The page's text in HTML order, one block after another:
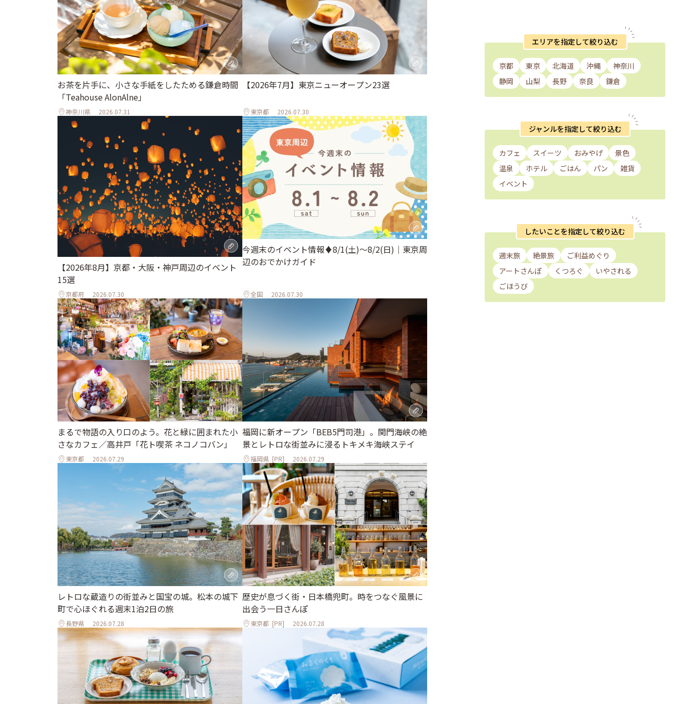
お茶を片手に、小さな手紙をしたためる鎌倉時間
「Teahouse AlonAlne」
神奈川県 2026.07.31
【2026年7月】東京ニューオープン23選
東京都 2026.07.30
【2026年8月】京都・大阪・神戸周辺のイベント
15選
京都府 2026.07.30
今週末のイベント情報♦︎8/1(土)〜8/2(日)｜東京周
辺のおでかけガイド
全国 2026.07.30
まるで物語の入り口のよう。花と緑に囲まれた小
さなカフェ／高井戸「花ト喫茶 ネコノコバン」
東京都 2026.07.29
福岡に新オープン「BEB5門司港」。関門海峡の絶
景とレトロな街並みに浸るトキメキ海峡ステイ
福岡県 [PR] 2026.07.29
レトロな蔵造りの街並みと国宝の城。松本の城下
町で心ほぐれる週末1泊2日の旅
長野県 2026.07.28
歴史が息づく街・日本橋兜町。時をつなぐ風景に
出会う一日さんぽ
東京都 [PR] 2026.07.28
エリアを指定して絞り込む
京都 東京 北海道 沖縄
神奈川
静岡
山梨 長野 奈良 鎌倉
ジャンルを指定して絞り込む
カフェ スイーツ おみやげ
景色
温泉
ホテル ごはん パン
雑貨
イベント
したいことを指定して絞り込む
週末旅 絶景旅
ご利益めぐり
アートさんぽ
くつろぐ
いやされる
ごほうび